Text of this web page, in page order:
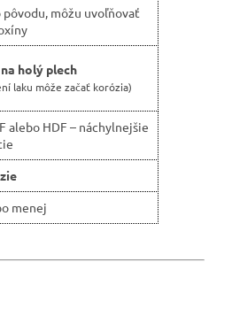
pôvodu, môžu uvoľňovať
holý plech
laku môže začať korózia)
alebo HDF – náchylnejšie
menej